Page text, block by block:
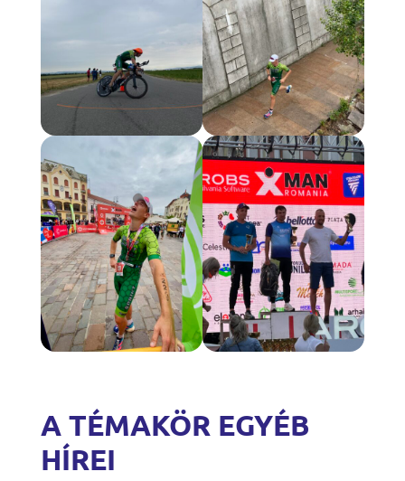
A TÉMAKÖR EGYÉB
HÍREI